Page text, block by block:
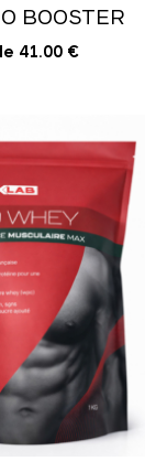
BOOSTER
41.00 €